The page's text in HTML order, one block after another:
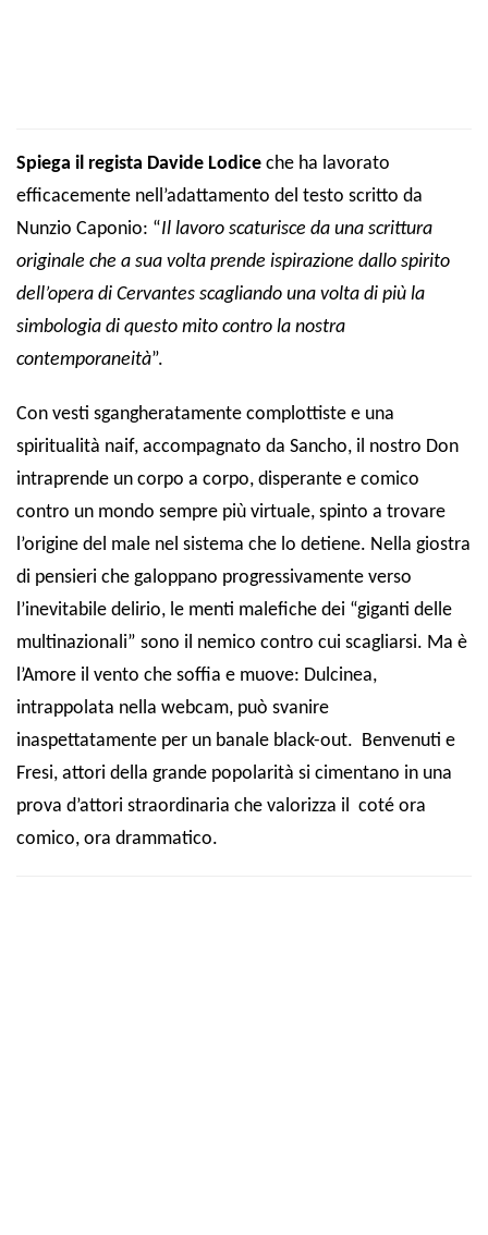
Spiega il regista Davide Lodice che ha lavorato
efficacemente nell’adattamento del testo scritto da
Nunzio Caponio: “Il lavoro scaturisce da una scrittura
originale che a sua volta prende ispirazione dallo spirito
dell’opera di Cervantes scagliando una volta di più la
simbologia di questo mito contro la nostra
contemporaneità”.
Con vesti sgangheratamente complottiste e una
spiritualità naif, accompagnato da Sancho, il nostro Don
intraprende un corpo a corpo, disperante e comico
contro un mondo sempre più virtuale, spinto a trovare
l’origine del male nel sistema che lo detiene. Nella giostra
di pensieri che galoppano progressivamente verso
l’inevitabile delirio, le menti malefiche dei “giganti delle
multinazionali” sono il nemico contro cui scagliarsi. Ma è
l’Amore il vento che soffia e muove: Dulcinea,
intrappolata nella webcam, può svanire
inaspettatamente per un banale black-out. Benvenuti e
Fresi, attori della grande popolarità si cimentano in una
prova d’attori straordinaria che valorizza il coté ora
comico, ora drammatico.